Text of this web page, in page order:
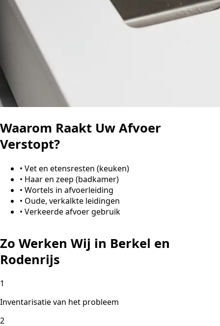
Waarom Raakt Uw Afvoer
Verstopt?
• Vet en etensresten (keuken)
• Haar en zeep (badkamer)
• Wortels in afvoerleiding
• Oude, verkalkte leidingen
• Verkeerde afvoer gebruik
Zo Werken Wij in Berkel en
Rodenrijs
1
Inventarisatie van het probleem
2